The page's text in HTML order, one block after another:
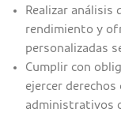
Realizar análisis
rendimiento y
personalizadas
Cumplir con
ejercer
administrativos